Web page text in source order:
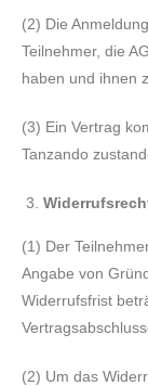
(2) Die
Teilnehmer, die
haben und ihnen
(3) Ein Vertrag
Tanzando
(1) Der
Angabe von
Widerrufsfrist
(2) Um das